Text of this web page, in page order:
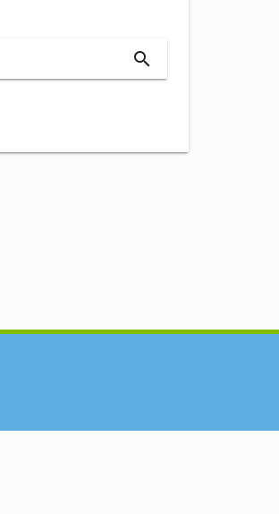
search